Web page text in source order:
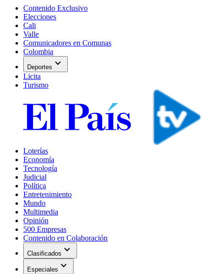
Contenido Exclusivo
Elecciones
Cali
Valle
Comunicadores en Comunas
Colombia
Deportes expand_more
Licita
Turismo
Loterías
Economía
Tecnología
Judicial
Política
Entretenimiento
Mundo
Multimedia
Opinión
500 Empresas
Contenido en Colaboración
Clasificados expand_more
Especiales expand_more